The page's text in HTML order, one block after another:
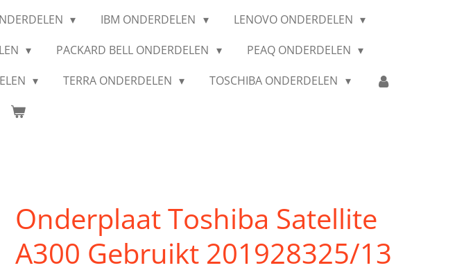
IBM ONDERDELEN
LENOVO ONDERDELEN
PACKARD BELL ONDERDELEN
PEAQ ONDERDELEN
TERRA ONDERDELEN TOSCHIBA ONDERDELEN
Onderplaat Toshiba Satellite
A300 Gebruikt 201928325/13